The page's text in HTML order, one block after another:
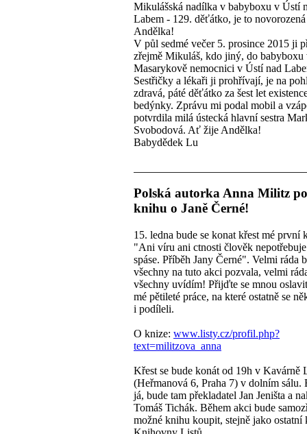
Mikulášská nadílka v babyboxu v Ústí
Labem - 129. děťátko, je to
Andělka!
V půl sedmé večer 5. prosince 2015 ji
zřejmě Mikuláš, kdo jiný, do babyboxu
Masarykově nemocnici v Ústí nad
Sestřičky a lékaři ji prohřívají, je na
zdravá, páté děťátko za šest let
bedýnky. Zprávu mi podal mobil a
potvrdila milá ústecká hlavní sestra
Svobodová. Ať žije Andělka!
Babydědek Lu
Polská autorka Anna Militz
knihu o Janě Černé!
15. ledna bude se konat křest mé první
"Ani víru ani ctnosti člověk
spáse. Příběh Jany Černé". Velmi ráda
všechny na tuto akci pozvala, velmi
všechny uvídím! Přijďte se mnou
mé pětileté práce, na které ostatně se
i podíleli.
O knize: www.listy.cz/profil.php?
text=militzova_anna
Křest se bude konát od 19h v Kavárně
(Heřmanová 6, Praha 7) v dolním sálu.
já, bude tam překladatel Jan Jeništa a
Tomáš Tichák. Během akci bude
možné knihu koupit, stejně jako ostatní